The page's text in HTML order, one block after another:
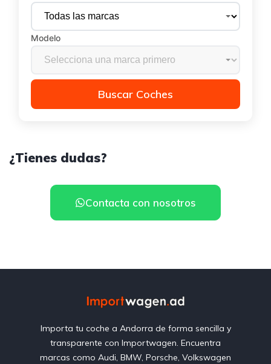
Modelo
Buscar Coches
¿Tienes dudas?
Contacta con nosotros
Importa tu coche a Andorra de forma sencilla y
transparente con Importwagen. Encuentra
marcas como Audi, BMW, Porsche, Volkswagen